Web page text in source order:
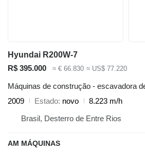
Hyundai R200W-7
R$ 395.000
≈ € 66.830 ≈ US$ 77.220
Máquinas de construção - escavadora
2009
Estado novo
8.223 m/h
Brasil, Desterro de Entre Rios
AM MÁQUINAS